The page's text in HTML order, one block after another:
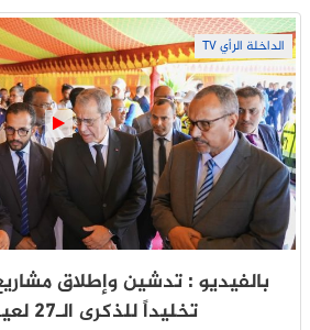
الداخلة الرأي TV
بالفيديو : تدشين وإطلاق
تخليداً للذكرى الـ27 لعيد العرش